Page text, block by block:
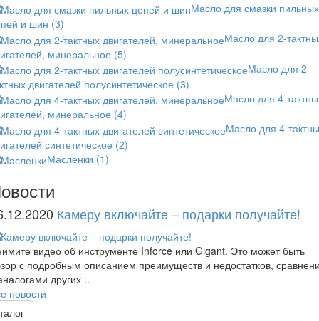
Масло для смазки пильных
и шин (3)
Масло для 2-
минеральное (5)
Масло для 2-
двигателей полусинтетическое (3)
Масло для 4-
минеральное (4)
Масло для 4-
синтетическое (2)
Масленки (1)
Камеру включайте – подарки получайте!
видео об инструменте Inforce или Gigant. Это может быть
с подробным описанием преимуществ и недостатков,
других ..
новости